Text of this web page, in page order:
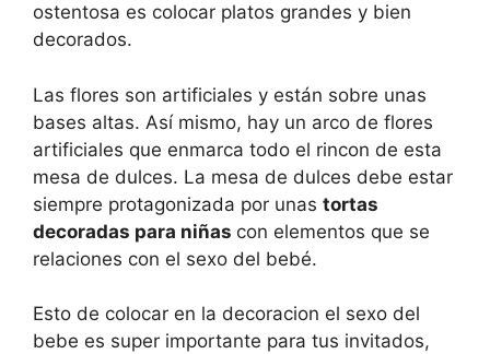
ostentosa es colocar platos grandes y bien
decorados.
Las flores son artificiales y están sobre unas
bases altas. Así mismo, hay un arco de flores
artificiales que enmarca todo el rincon de esta
mesa de dulces. La mesa de dulces debe estar
siempre protagonizada por unas tortas
decoradas para niñas con elementos que se
relaciones con el sexo del bebé.
Esto de colocar en la decoracion el sexo del
bebe es super importante para tus invitados,